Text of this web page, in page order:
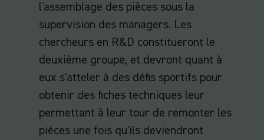
l'assemblage des pièces sous la
supervision des managers. Les
chercheurs en R&D constitueront le
deuxième groupe, et devront quant à
eux s'atteler à des défis sportifs pour
obtenir des fiches techniques leur
permettant à leur tour de remonter les
pièces une fois qu'ils deviendront